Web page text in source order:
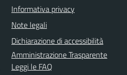
Informativa privacy
Note legali
Dichiarazione di accessibilità
Amministrazione Trasparente
Leggi le FAQ